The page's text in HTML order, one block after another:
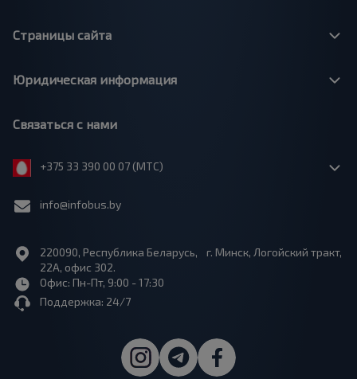
Страницы сайта
Юридическая информация
Связаться с нами
+375 33 390 00 07 (МТС)
info@infobus.by
220090, Республика Беларусь, г. Минск, Логойский тракт,
22А, офис 302.
Офис: Пн-Пт, 9:00 - 17:30
Поддержка: 24/7